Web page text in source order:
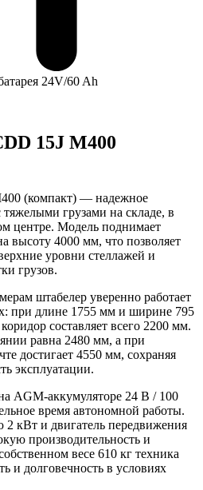
24V/60 Ah
15J M400
(компакт) — надежное
грузами на складе, в
центре. Модель поднимает
высоту 4000 мм, что позволяет
уровни стеллажей и
грузов.
штабелер уверенно работает
при длине 1755 мм и ширине 795
составляет всего 2200 мм.
равна 2480 мм, а при
достигает 4550 мм, сохраняя
эксплуатации.
AGM-аккумуляторе 24 В / 100
время автономной работы.
2 кВт и двигатель передвижения
производительность и
весе 610 кг техника
и долговечность в условиях